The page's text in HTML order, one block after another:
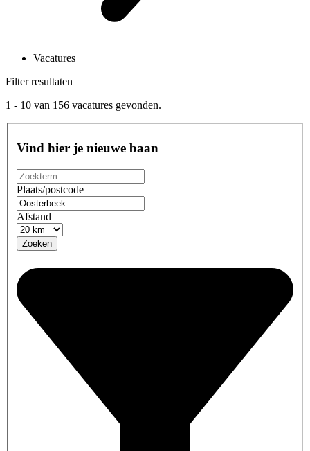
Vacatures
Filter resultaten
1 - 10 van 156 vacatures gevonden.
Vind hier je nieuwe baan
Plaats/postcode
Afstand
Zoeken